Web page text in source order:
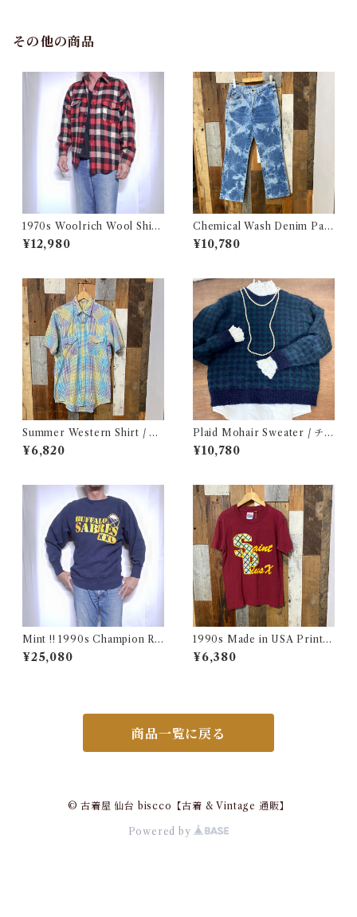
その他の商品
1970s Woolrich Wool Shirt
CPO / 70年代 白タグ ウール
リッチ 三色 ブロック チェック
¥12,980
Chemical Wash Denim Pant
s / ケミカル デニム パンツ 古
着
¥10,780
Summer Western Shirt / シ
ョートスリーブ ウエスタン シ
ャツ 古着
¥6,820
Plaid Mohair Sweater / チェ
ック柄 モヘア セーター 古着
¥10,780
Mint !! 1990s Champion Re
verse Weave NHL SABRES
Size L / チャンピオン リバー
¥25,080
1990s Made in USA Print T
ee / 90年代 アメリカ製 プリ
ント Tシャツ 古着
¥6,380
商品一覧に戻る
© 古着屋 仙台 biscco【古着 & Vintage 通販】
Powered by